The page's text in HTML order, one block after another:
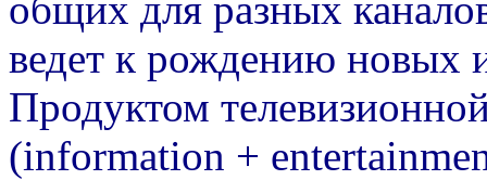
ведет к рождению новых
Продуктом
(information +